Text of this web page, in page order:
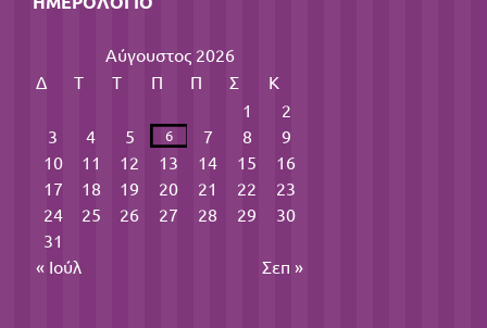
Αύγουστος 2026
Δ
Τ Τ Π Π Σ
Κ
1
2
3
4 5 6 7 8
9
10
11 12 13 14 15
16
17
18 19 20 21 22
23
24
25 26 27 28 29
30
31
« Ιούλ
Σεπ »